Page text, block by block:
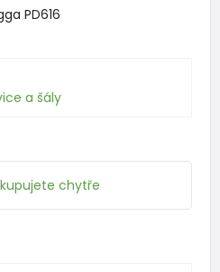
PD616
a šály
chytře